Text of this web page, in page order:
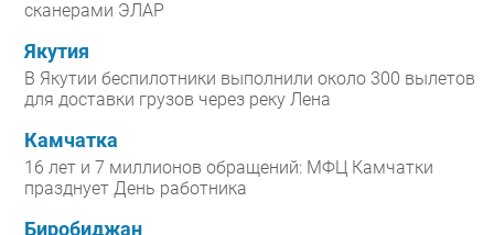
сканерами ЭЛАР
Якутия
В Якутии беспилотники выполнили около 300 вылетов
для доставки грузов через реку Лена
Камчатка
16 лет и 7 миллионов обращений: МФЦ Камчатки
празднует День работника
Биробиджан